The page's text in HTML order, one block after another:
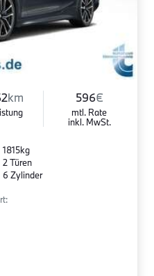
km 596€
mtl. Rate
inkl. MwSt.
1815kg
2 Türen
6 Zylinder